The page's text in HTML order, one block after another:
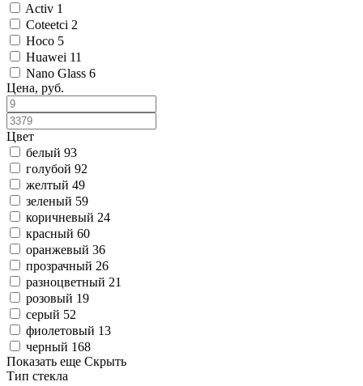
Activ 1
Coteetci 2
Hoco 5
Huawei 11
Nano Glass 6
Цена, руб.
Цвет
белый 93
голубой 92
желтый 49
зеленый 59
коричневый 24
красный 60
оранжевый 36
прозрачный 26
разноцветный 21
розовый 19
серый 52
фиолетовый 13
черный 168
Показать еще Скрыть
Тип стекла